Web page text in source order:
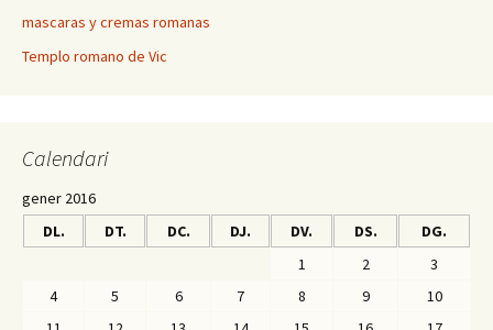
mascaras y cremas romanas
Templo romano de Vic
Calendari
gener 2016
DL.
DT. DC. DJ. DV. DS.
DG.
1
2
3
4
5 6 7 8 9
10